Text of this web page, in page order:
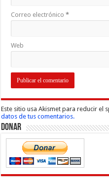
Correo electrónico*
Web
Este sitio usa Akismet para reducir el
datos de tus comentarios.
Donar